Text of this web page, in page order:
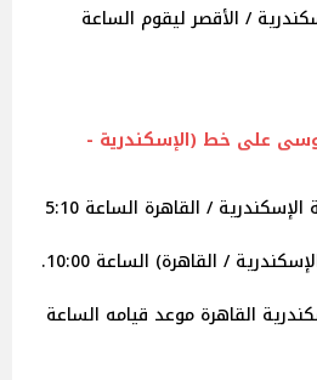
الإسكندرية / الأقصر ليقوم الساعة
على خط (الإسكندرية -
الإسكندرية القاهرة موعد قيامه الساعة